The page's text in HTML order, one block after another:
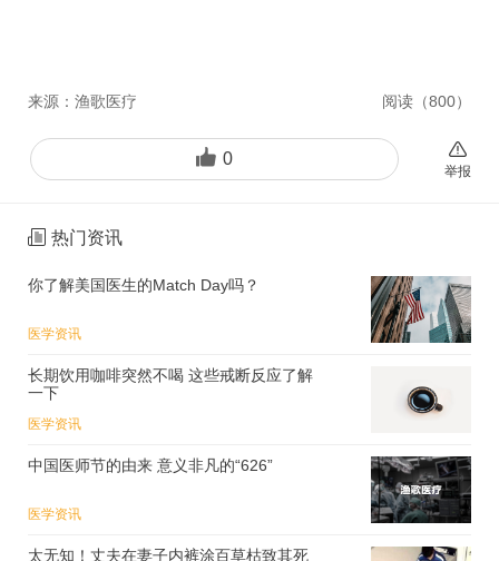
来源： 渔歌医疗 阅读（800）
0
举报
热门资讯
你了解美国医生的Match Day吗？
医学资讯
长期饮用咖啡突然不喝 这些戒断反应了解
一下
医学资讯
中国医师节的由来 意义非凡的“626”
医学资讯
太无知！丈夫在妻子内裤涂百草枯致其死